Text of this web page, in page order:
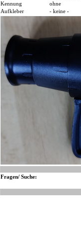
Kennung
ohne
Aufkleber
- keine -
Fragen/ Suche: